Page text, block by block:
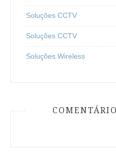
Soluções CCTV
Soluções CCTV
Soluções Wireless